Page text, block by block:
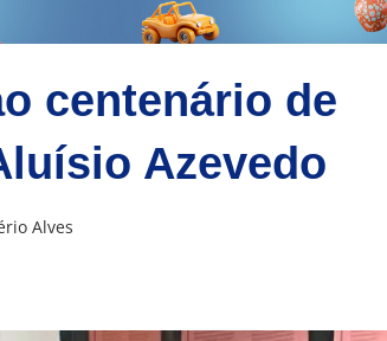
centenário de
Azevedo